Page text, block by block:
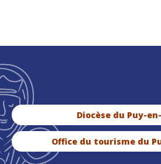
Diocèse du Puy-
Office du tourisme du